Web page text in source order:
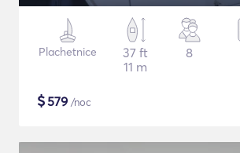
Plachetnice
37 ft
11 m
8
$579 /noc